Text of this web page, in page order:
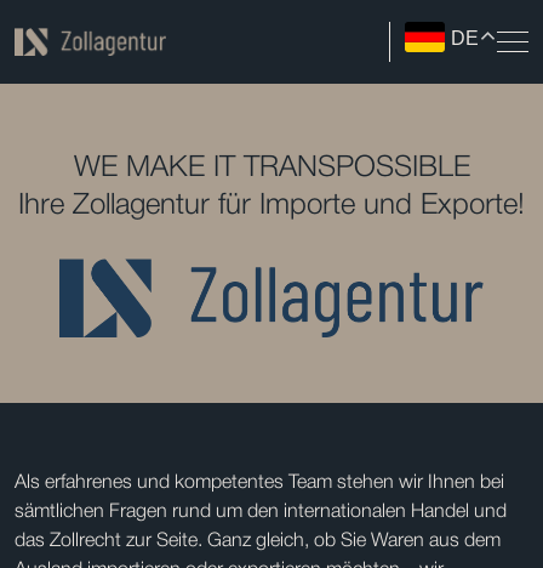
DE
WE MAKE IT TRANSPOSSIBLE
Ihre Zollagentur für Importe und Exporte!
Als erfahrenes und kompetentes Team stehen wir Ihnen bei
sämtlichen Fragen rund um den internationalen Handel und
das Zollrecht zur Seite. Ganz gleich, ob Sie Waren aus dem